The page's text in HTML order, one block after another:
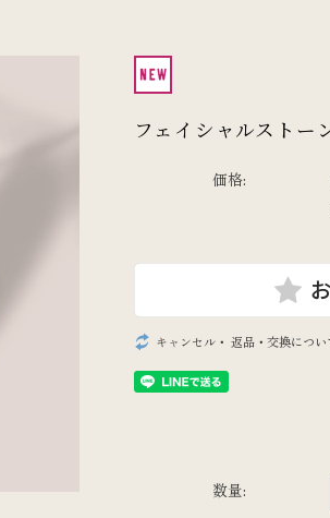
視力回復への提
フェイシャルスト
価格:
キャンセル・ 返品・交換につい
数量: